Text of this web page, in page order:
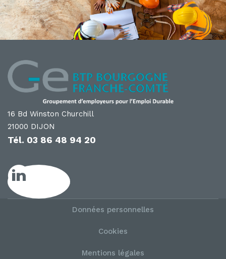
16 Bd Winston Churchill
21000 DIJON
Tél. 03 86 48 94 20
LinkedIn GE
Données personnelles
Cookies
Mentions légales